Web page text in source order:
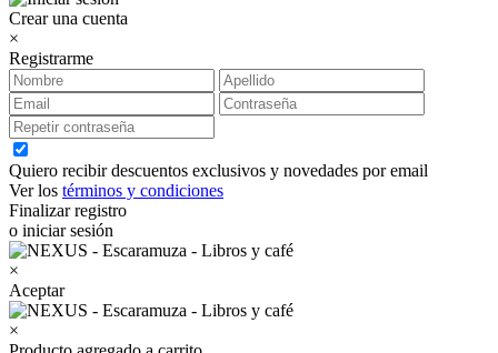
Crear una cuenta
×
Registrarme
Quiero recibir descuentos exclusivos y novedades por email
Ver los términos y condiciones
Finalizar registro
o iniciar sesión
×
Aceptar
×